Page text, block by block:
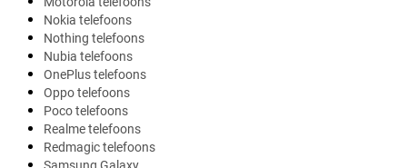
Nokia telefoons
Nothing telefoons
Nubia telefoons
OnePlus telefoons
Oppo telefoons
Poco telefoons
Realme telefoons
Redmagic telefoons